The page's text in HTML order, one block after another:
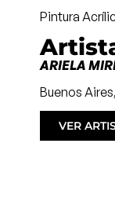
Pintura
ARIELA
Buenos
VER